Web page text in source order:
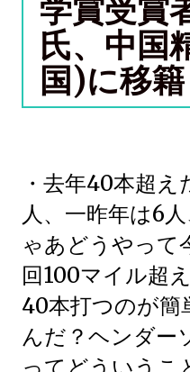
学賞受賞
氏、中国
国)に移
・去年40本超
人、一昨年は6
ゃあどうやって
回100マイル超
40本打つのが簡
んだ？ヘンダー